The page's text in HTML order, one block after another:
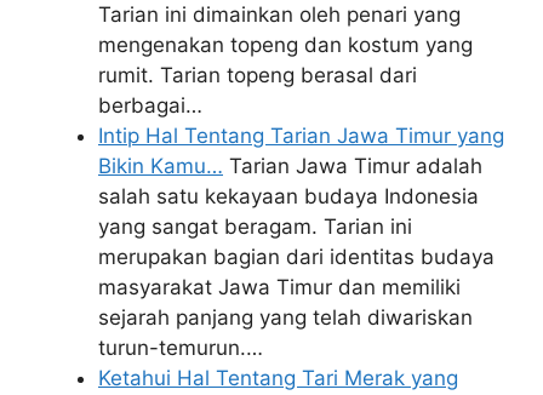
Tarian ini dimainkan oleh penari yang
mengenakan topeng dan kostum yang
rumit. Tarian topeng berasal dari
berbagai…
Intip Hal Tentang Tarian Jawa Timur yang
Bikin Kamu… Tarian Jawa Timur adalah
salah satu kekayaan budaya Indonesia
yang sangat beragam. Tarian ini
merupakan bagian dari identitas budaya
masyarakat Jawa Timur dan memiliki
sejarah panjang yang telah diwariskan
turun-temurun.…
Ketahui Hal Tentang Tari Merak yang